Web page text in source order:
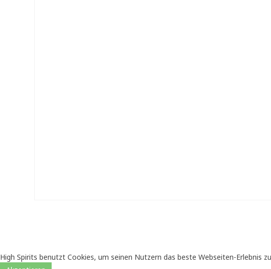
High Spirits benutzt Cookies, um seinen Nutzern das beste Webseiten-